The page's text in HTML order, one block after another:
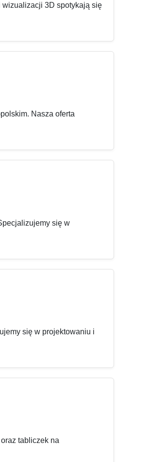
wizualizacji 3D spotykają się
Nasza oferta
się w
się w projektowaniu i
tabliczek na